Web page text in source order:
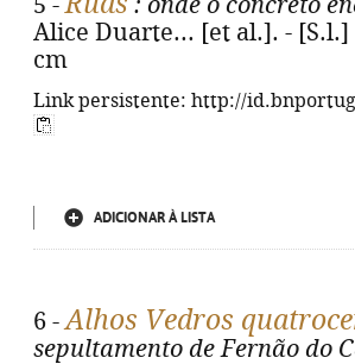
Alice Duarte... [et al.]. - [S.l.]
cm
Link persistente: http://
ADICIONAR À LISTA
6 -Alhos Vedros
sepultamento de Fernão do